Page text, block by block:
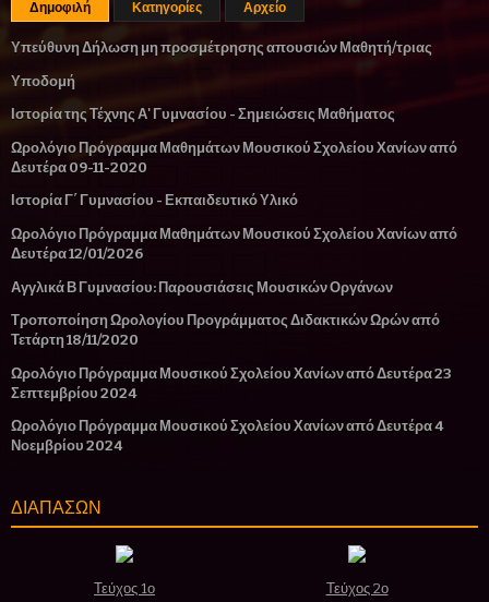
Δημοφιλή Κατηγορίες Αρχείο
Υπεύθυνη Δήλωση μη προσμέτρησης απουσιών Μαθητή/τριας
Υποδομή
Ιστορία της Τέχνης Α' Γυμνασίου - Σημειώσεις Μαθήματος
Ωρολόγιο Πρόγραμμα Μαθημάτων Μουσικού Σχολείου Χανίων από
Δευτέρα 09-11-2020
Ιστορία Γ΄ Γυμνασίου - Εκπαιδευτικό Υλικό
Ωρολόγιο Πρόγραμμα Μαθημάτων Μουσικού Σχολείου Χανίων από
Δευτέρα 12/01/2026
Αγγλικά Β Γυμνασίου: Παρουσιάσεις Μουσικών Οργάνων
Τροποποίηση Ωρολογίου Προγράμματος Διδακτικών Ωρών από
Τετάρτη 18/11/2020
Ωρολόγιο Πρόγραμμα Μουσικού Σχολείου Χανίων από Δευτέρα 23
Σεπτεμβρίου 2024
Ωρολόγιο Πρόγραμμα Μουσικού Σχολείου Χανίων από Δευτέρα 4
Νοεμβρίου 2024
ΔΙΑΠΑΣΩΝ
Τεύχος 1ο Τεύχος 2ο